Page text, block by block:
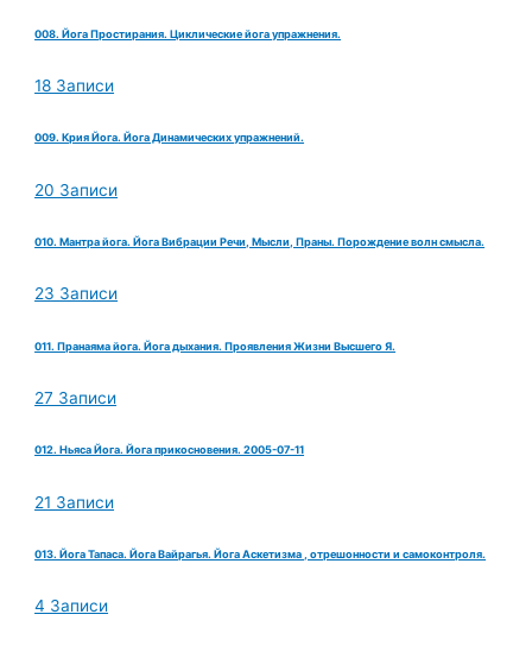
008. Йога Простирания. Циклические йога упражнения.
18 Записи
009. Крия Йога. Йога Динамических упражнений.
20 Записи
010. Мантра йога. Йога Вибрации Речи, Мысли, Праны. Порождение волн смысла.
23 Записи
011. Пранаяма йога. Йога дыхания. Проявления Жизни Высшего Я.
27 Записи
012. Ньяса Йога. Йога прикосновения. 2005-07-11
21 Записи
013. Йога Тапаса. Йога Вайрагья. Йога Аскетизма , отрешонности и самоконтроля.
4 Записи